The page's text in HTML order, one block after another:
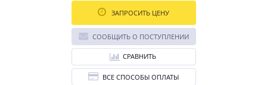
ЗАПРОСИТЬ ЦЕНУ
СООБЩИТЬ О ПОСТУПЛЕНИИ
СРАВНИТЬ
ВСЕ СПОСОБЫ ОПЛАТЫ